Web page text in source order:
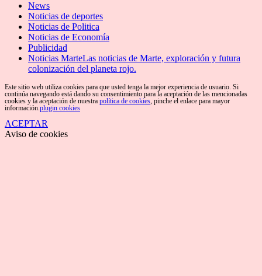
News
Noticias de deportes
Noticias de Politica
Noticias de Economía
Publicidad
Noticias MarteLas noticias de Marte, exploración y futura
colonización del planeta rojo.
Este sitio web utiliza cookies para que usted tenga la mejor experiencia de usuario. Si
continúa navegando está dando su consentimiento para la aceptación de las mencionadas
cookies y la aceptación de nuestra política de cookies, pinche el enlace para mayor
información.plugin cookies
ACEPTAR
Aviso de cookies